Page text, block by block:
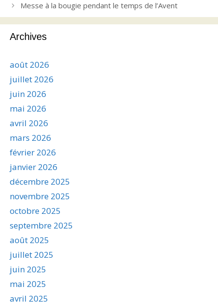
Messe à la bougie pendant le temps de l’Avent
Archives
août 2026
juillet 2026
juin 2026
mai 2026
avril 2026
mars 2026
février 2026
janvier 2026
décembre 2025
novembre 2025
octobre 2025
septembre 2025
août 2025
juillet 2025
juin 2025
mai 2025
avril 2025